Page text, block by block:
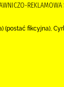
(postać fikcyjna),